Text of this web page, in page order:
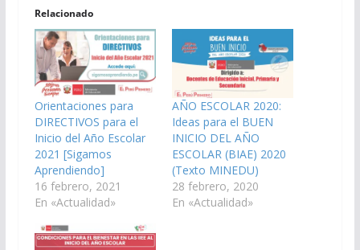
Relacionado
Orientaciones para
DIRECTIVOS para el
Inicio del Año Escolar
2021 [Sigamos
Aprendiendo]
16 febrero, 2021
En «Actualidad»
AÑO ESCOLAR 2020:
Ideas para el BUEN
INICIO DEL AÑO
ESCOLAR (BIAE) 2020
(Texto MINEDU)
28 febrero, 2020
En «Actualidad»